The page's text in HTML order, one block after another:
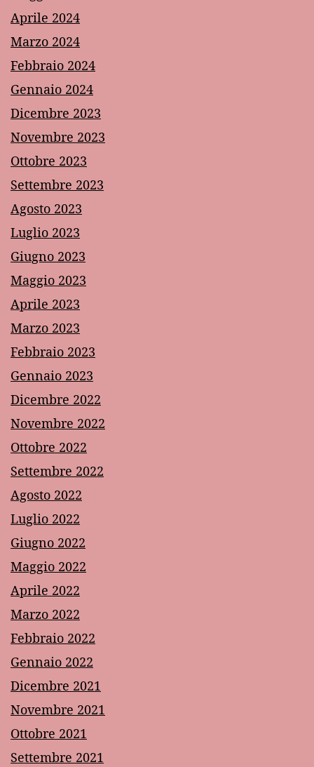
Aprile 2024
Marzo 2024
Febbraio 2024
Gennaio 2024
Dicembre 2023
Novembre 2023
Ottobre 2023
Settembre 2023
Agosto 2023
Luglio 2023
Giugno 2023
Maggio 2023
Aprile 2023
Marzo 2023
Febbraio 2023
Gennaio 2023
Dicembre 2022
Novembre 2022
Ottobre 2022
Settembre 2022
Agosto 2022
Luglio 2022
Giugno 2022
Maggio 2022
Aprile 2022
Marzo 2022
Febbraio 2022
Gennaio 2022
Dicembre 2021
Novembre 2021
Ottobre 2021
Settembre 2021